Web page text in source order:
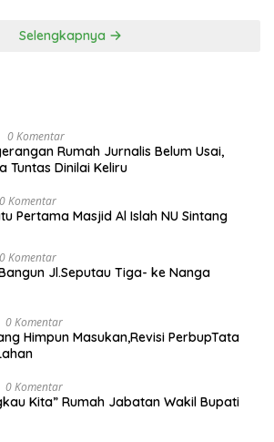
Selengkapnya
0 Komentar
Rumah Jurnalis Belum Usai,
Tuntas Dinilai Keliru
0 Komentar
Pertama Masjid Al Islah NU Sintang
0 Komentar
Jl.Seputau Tiga- ke Nanga
0 Komentar
Himpun Masukan,Revisi PerbupTata
0 Komentar
Kita” Rumah Jabatan Wakil Bupati